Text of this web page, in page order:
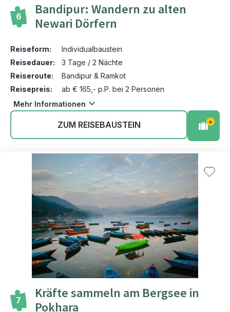
6
Bandipur: Wandern zu alten
Newari Dörfern
Reiseform:
Individualbaustein
Reisedauer:
3 Tage / 2 Nächte
Reiseroute:
Bandipur & Ramkot
Reisepreis:
ab € 165,- p.P. bei 2 Personen
Mehr Informationen
ZUM REISEBAUSTEIN +
7
Kräfte sammeln am Bergsee in
Pokhara